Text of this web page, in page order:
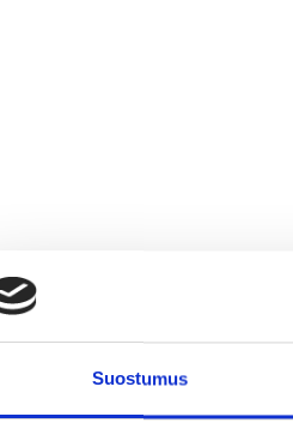
Suostumus